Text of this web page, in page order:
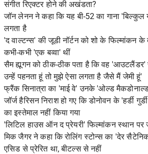
संगीत रिएक्टर होने की अखंडता?
जॉन लेनन ने कहा कि यह बी-52 का गाना
लगता है
'द वाल्टन्स' की जूडी नॉर्टन को शो के फिल्मांकन
कभी-कभी 'एक बव्वा' थीं
सैम ह्यूगन को ठीक-ठीक पता है कि वह
उन्हें पहनता हूं तो मुझे ऐसा लगता है जैसे मैं जेमी हूं'
फ्रैंक सिनात्रा का 'माई वे' उनके 'ओल्ड
जॉर्ज हैरिसन निराश हो गए कि डोनोवन के 'हर्डी
का इस्तेमाल नहीं किया गया
'लिटिल हाउस ऑन द प्रेयरी' फिल्मांकन स्थान
मिक जैगर ने कहा कि रोलिंग स्टोन्स का 'देर
एसिड से प्रेरित था, बीटल्स से नहीं